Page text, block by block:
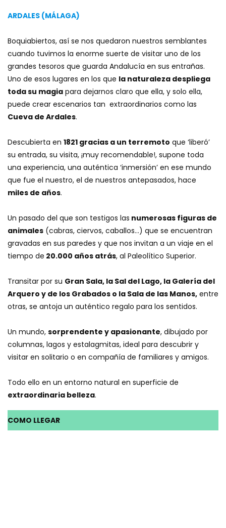
ARDALES (MÁLAGA)
Boquiabiertos, así se nos quedaron nuestros semblantes
cuando tuvimos la enorme suerte de visitar uno de los
grandes tesoros que guarda Andalucía en sus entrañas.
Uno de esos lugares en los que la naturaleza despliega
toda su magia para dejarnos claro que ella, y solo ella,
puede crear escenarios tan extraordinarios como las
Cueva de Ardales.
Descubierta en 1821 gracias a un terremoto que ‘liberó’
su entrada, su visita, ¡muy recomendable!, supone toda
una experiencia, una auténtica ‘inmersión’ en ese mundo
que fue el nuestro, el de nuestros antepasados, hace
miles de años.
Un pasado del que son testigos las numerosas figuras de
animales (cabras, ciervos, caballos…) que se encuentran
gravadas en sus paredes y que nos invitan a un viaje en el
tiempo de 20.000 años atrás, al Paleolítico Superior.
Transitar por su Gran Sala, la Sal del Lago, la Galería del
Arquero y de los Grabados o la Sala de las Manos, entre
otras, se antoja un auténtico regalo para los sentidos.
Un mundo, sorprendente y apasionante, dibujado por
columnas, lagos y estalagmitas, ideal para descubrir y
visitar en solitario o en compañía de familiares y amigos.
Todo ello en un entorno natural en superficie de
extraordinaria belleza.
COMO LLEGAR